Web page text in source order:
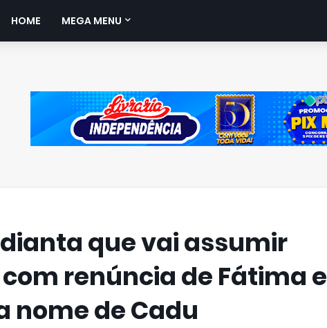
HOME MEGA MENU
que vai assumir
renúncia de Fátima e
nome de Cadu